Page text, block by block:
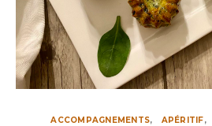
ACCOMPAGNEMENTS APÉRITIF